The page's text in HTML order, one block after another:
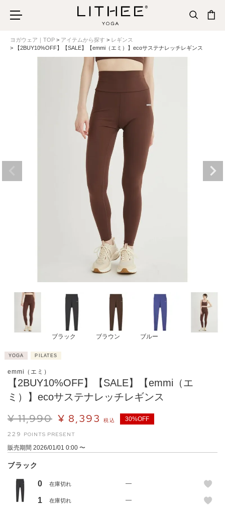
ヨガウェア｜TOP アイテムから探す
レギンス
【2BUY10%OFF】【SALE】【emmi（エミ）】ecoサステナレッチレギンス
ブラック ブラウン ブルー
YOGA PILATES
emmi（エミ）
【2BUY10%OFF】【SALE】【emmi（エ
ミ）】ecoサステナレッチレギンス
¥ 11,990 ¥ 8,393 税込 30%OFF
229
販売期間 2026/01/01 0:00 〜
ブラック
0 在庫切れ —
1 在庫切れ —